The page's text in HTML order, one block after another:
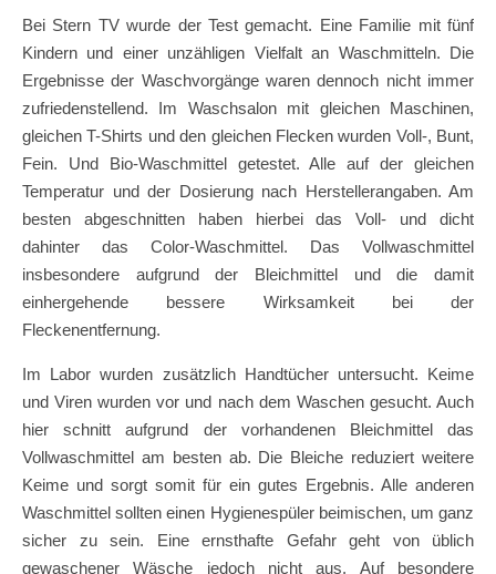
Bei Stern TV wurde der Test gemacht. Eine Familie mit fünf
Kindern und einer unzähligen Vielfalt an Waschmitteln. Die
Ergebnisse der Waschvorgänge waren dennoch nicht immer
zufriedenstellend. Im Waschsalon mit gleichen Maschinen,
gleichen T-Shirts und den gleichen Flecken wurden Voll-, Bunt,
Fein. Und Bio-Waschmittel getestet. Alle auf der gleichen
Temperatur und der Dosierung nach Herstellerangaben. Am
besten abgeschnitten haben hierbei das Voll- und dicht
dahinter das Color-Waschmittel. Das Vollwaschmittel
insbesondere aufgrund der Bleichmittel und die damit
einhergehende bessere Wirksamkeit bei der
Fleckenentfernung.
Im Labor wurden zusätzlich Handtücher untersucht. Keime
und Viren wurden vor und nach dem Waschen gesucht. Auch
hier schnitt aufgrund der vorhandenen Bleichmittel das
Vollwaschmittel am besten ab. Die Bleiche reduziert weitere
Keime und sorgt somit für ein gutes Ergebnis. Alle anderen
Waschmittel sollten einen Hygienespüler beimischen, um ganz
sicher zu sein. Eine ernsthafte Gefahr geht von üblich
gewaschener Wäsche jedoch nicht aus. Auf besondere